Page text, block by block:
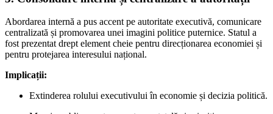
Abordarea internă a pus accent pe autoritate executivă, comunicare
centralizată și promovarea unei imagini politice puternice. Statul a
fost prezentat drept element cheie pentru direcționarea economiei și
pentru protejarea interesului național.
Implicații:
Extinderea rolului executivului în economie și decizia politică.